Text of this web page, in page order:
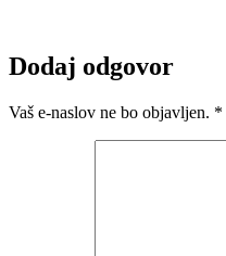
Dodaj odgovor
Vaš e-naslov ne bo objavljen. *